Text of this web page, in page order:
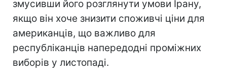
змусивши його розглянути умови Ірану,
якщо він хоче знизити споживчі ціни для
американців, що важливо для
республіканців напередодні проміжних
виборів у листопаді.